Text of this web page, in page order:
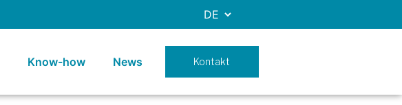
Know-how News Kontakt